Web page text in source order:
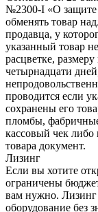
№2300-I «О защите
обменять товар
продавца, у
указанный товар
расцветке,
четырнадцати
проводится если
сохранены его
пломбы,
кассовый чек
товара документ.
Лизинг
Если вы хотите
ограничены
вам нужно. Лизинг
оборудование без